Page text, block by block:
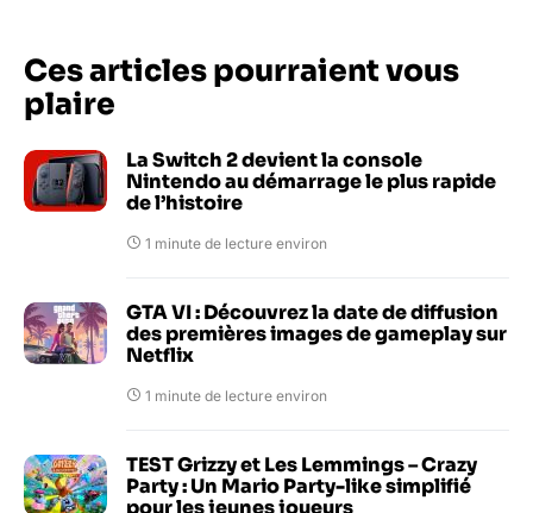
Ces articles pourraient vous
plaire
La Switch 2 devient la console
Nintendo au démarrage le plus rapide
de l’histoire
1 minute de lecture environ
GTA VI : Découvrez la date de diffusion
des premières images de gameplay sur
Netflix
1 minute de lecture environ
TEST Grizzy et Les Lemmings – Crazy
Party : Un Mario Party-like simplifié
pour les jeunes joueurs